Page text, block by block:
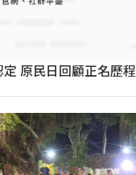
原民日回顧正名歷程